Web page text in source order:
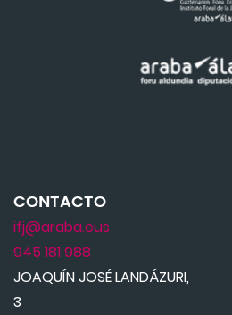
CONTACTO
ifj@araba.eus
945 181 988
JOAQUÍN JOSÉ LANDÁZURI,
3